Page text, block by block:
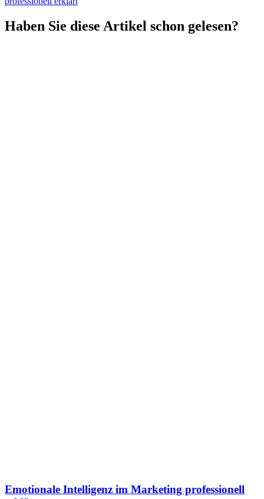
Haben Sie diese Artikel schon gelesen?
Emotionale Intelligenz im Marketing professionell